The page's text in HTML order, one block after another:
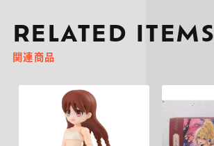
RELATED ITEMS
関連商品